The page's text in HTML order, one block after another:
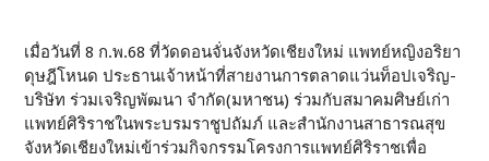
เมื่อวันที่ 8 ก.พ.68 ที่วัดดอนจั่นจังหวัดเชียงใหม่ แพทย์หญิงอริยา
ดุษฎีโหนด ประธานเจ้าหน้าที่สายงานการตลาดแว่นท็อปเจริญ-
บริษัท ร่วมเจริญพัฒนา จำกัด(มหาชน) ร่วมกับสมาคมศิษย์เก่า
แพทย์ศิริราชในพระบรมราชูปถัมภ์ และสำนักงานสาธารณสุข
จังหวัดเชียงใหม่เข้าร่วมกิจกรรมโครงการแพทย์ศิริราชเพื่อ